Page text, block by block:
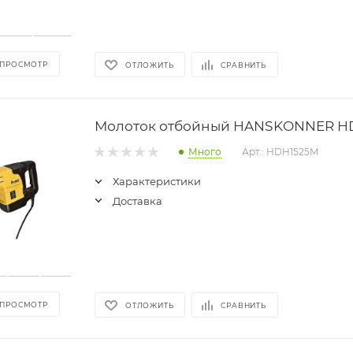
ОТЛОЖИТЬ СРАВНИТЬ
Молоток отбойный HANSKONNER
Много Арт.: HDH1525M
Характеристики
Доставка
ОТЛОЖИТЬ СРАВНИТЬ